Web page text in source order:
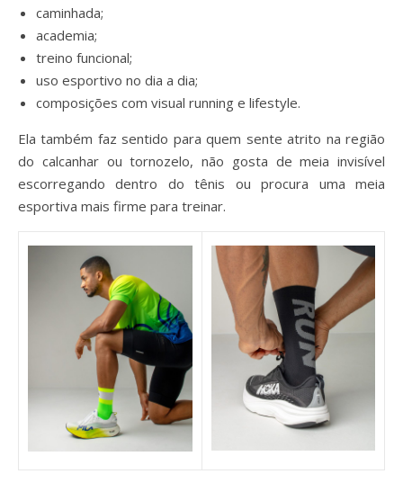
caminhada;
academia;
treino funcional;
uso esportivo no dia a dia;
composições com visual running e lifestyle.
Ela também faz sentido para quem sente atrito na região
do calcanhar ou tornozelo, não gosta de meia invisível
escorregando dentro do tênis ou procura uma meia
esportiva mais firme para treinar.